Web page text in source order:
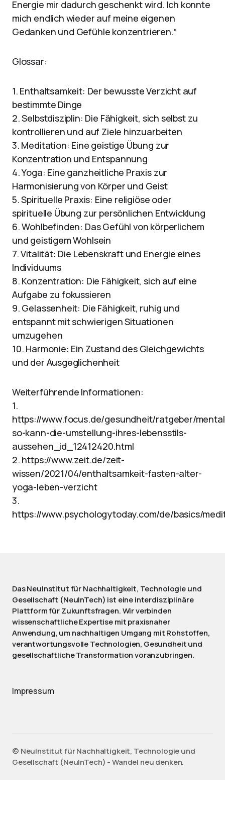
Energie mir dadurch geschenkt wird. Ich konnte
mich endlich wieder auf meine eigenen
Gedanken und Gefühle konzentrieren.“
Glossar:
1. Enthaltsamkeit: Der bewusste Verzicht auf
bestimmte Dinge
2. Selbstdisziplin: Die Fähigkeit, sich selbst zu
kontrollieren und auf Ziele hinzuarbeiten
3. Meditation: Eine geistige Übung zur
Konzentration und Entspannung
4. Yoga: Eine ganzheitliche Praxis zur
Harmonisierung von Körper und Geist
5. Spirituelle Praxis: Eine religiöse oder
spirituelle Übung zur persönlichen Entwicklung
6. Wohlbefinden: Das Gefühl von körperlichem
und geistigem Wohlsein
7. Vitalität: Die Lebenskraft und Energie eines
Individuums
8. Konzentration: Die Fähigkeit, sich auf eine
Aufgabe zu fokussieren
9. Gelassenheit: Die Fähigkeit, ruhig und
entspannt mit schwierigen Situationen
umzugehen
10. Harmonie: Ein Zustand des Gleichgewichts
und der Ausgeglichenheit
Weiterführende Informationen:
1.
https://www.focus.de/gesundheit/ratgeber/
so-kann-die-umstellung-ihres-lebensstils-
aussehen_id_12412420.html
2. https://www.zeit.de/zeit-
wissen/2021/04/enthaltsamkeit-fasten-alter-
yoga-leben-verzicht
3.
https://www.psychologytoday.com/de/basics/
Das NeuInstitut für Nachhaltigkeit, Technologie und
Gesellschaft (NeuInTech) ist eine interdisziplinäre
Plattform für Zukunftsfragen. Wir verbinden
wissenschaftliche Expertise mit praxisnaher
Anwendung, um nachhaltigen Umgang mit Rohstoffen,
verantwortungsvolle Technologien, Gesundheit und
gesellschaftliche Transformation voranzubringen.
Impressum
©️ NeuInstitut für Nachhaltigkeit, Technologie und
Gesellschaft (NeuInTech) - Wandel neu denken.